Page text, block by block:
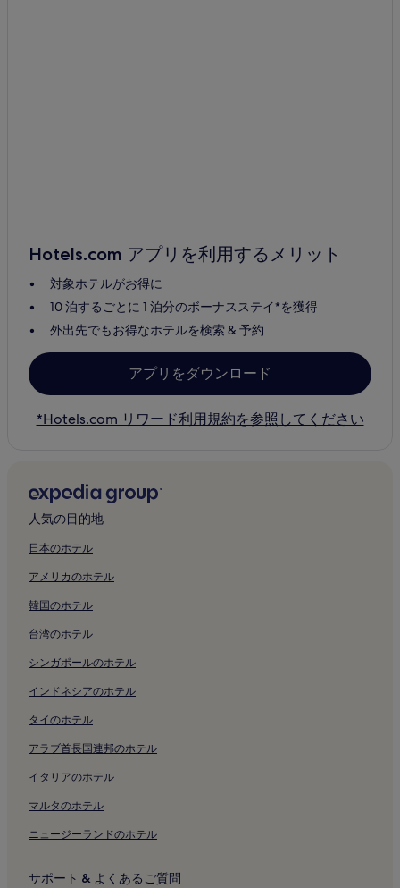
Hotels.com アプリを利用するメリット
対象ホテルがお得に
10 泊するごとに 1 泊分のボーナスステイ*を獲得
外出先でもお得なホテルを検索 & 予約
アプリをダウンロード
*Hotels.com リワード利用規約を参照してください
人気の目的地
日本のホテル
アメリカのホテル
韓国のホテル
台湾のホテル
シンガポールのホテル
インドネシアのホテル
タイのホテル
アラブ首長国連邦のホテル
イタリアのホテル
マルタのホテル
ニュージーランドのホテル
サポート & よくあるご質問